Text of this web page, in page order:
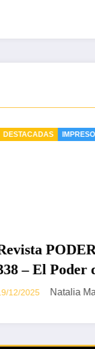
DESTACADAS
una
archivo
la salud
18/12/2025